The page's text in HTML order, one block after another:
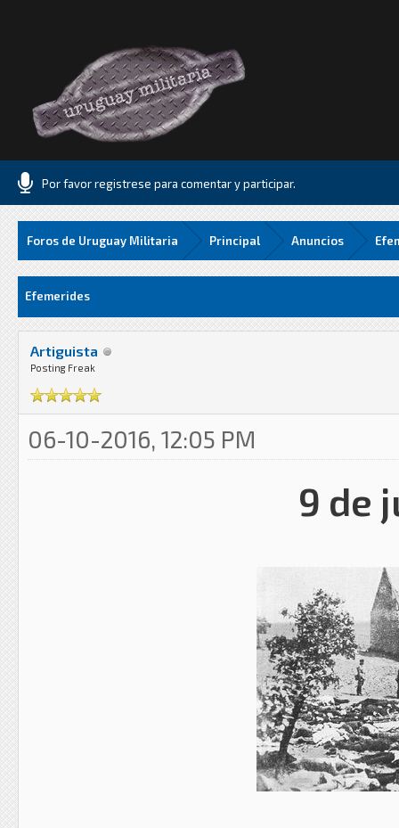
Por favor registrese para comentar y participar.
Foros de Uruguay Militaria Principal Anuncios
Efemerides
Artiguista
Posting Freak
06-10-2016, 12:05 PM
9 de